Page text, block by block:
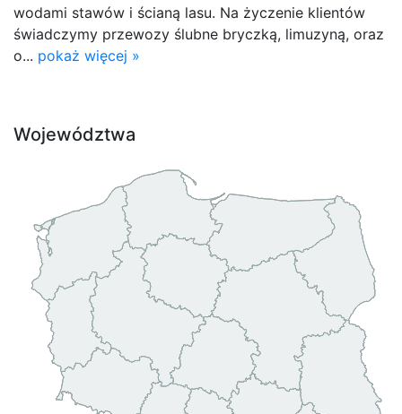
wodami stawów i ścianą lasu. Na życzenie klientów
świadczymy przewozy ślubne bryczką, limuzyną, oraz
o... pokaż więcej »
Województwa